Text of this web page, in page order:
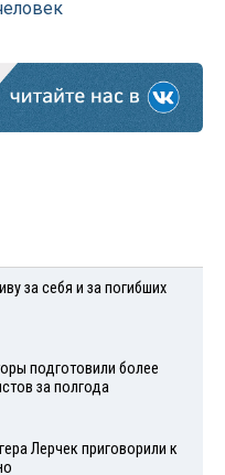
за себя и за погибших
подготовили более
за полгода
Лерчек приговорили к